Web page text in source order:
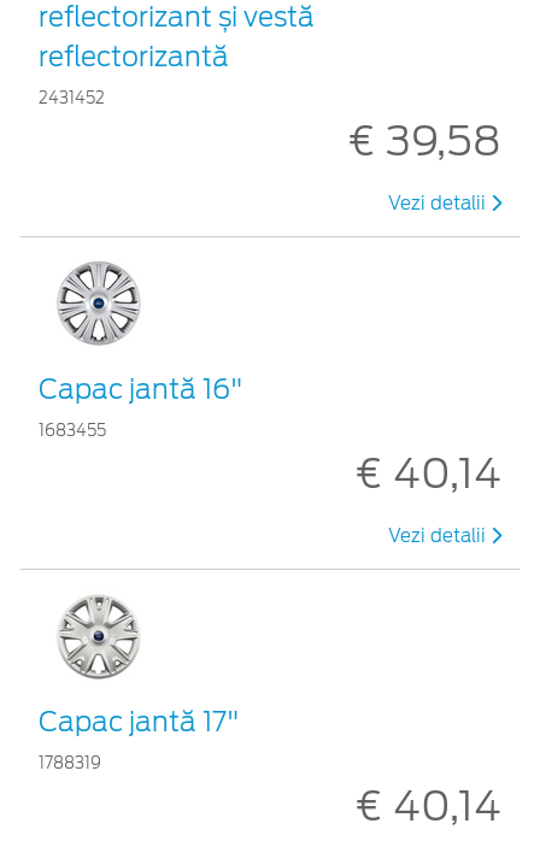
reflectorizant și vestă
reflectorizantă
2431452
€ 39,58
Vezi detalii
Capac jantă 16"
1683455
€ 40,14
Vezi detalii
Capac jantă 17"
1788319
€ 40,14